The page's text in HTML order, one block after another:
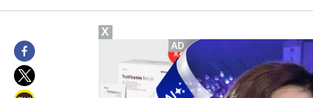
2시간 전 >"여기 떨어졌다"…다누리, 스페이스X 로켓 달 충돌 흔적 포착
손흥민, 5경기 연속골 실패…LAFC는 승부차기 끝 과달라하라 격파
5시간 전 >
내일까지 39도 '펄펄'…기상청 "태풍 지나며 폭염 잠시 꺾인다"
-20022초 전 >
'월드컵 탈락 후폭풍' 축구협회…11시간 걸린 초유의 압수수
-19458초 전 >
[속보] 뉴욕증시, 혼조 출발…나스닥 0.3%↓, 다우 0.14%↑
X